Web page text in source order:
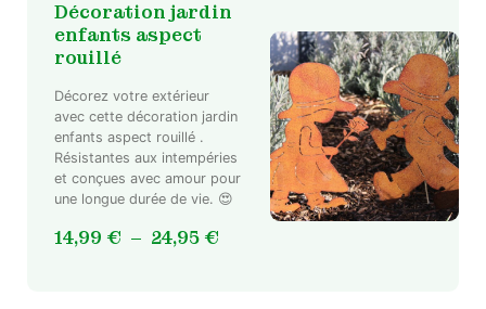
Ce
produit
a
plusieurs
Décoration jardin
enfants aspect
rouillé
Décorez votre extérieur
avec cette décoration jardin
enfants aspect rouillé .
Résistantes aux intempéries
et conçues avec amour pour
une longue durée de vie. 😍
14,99 € – 24,95 €Plage